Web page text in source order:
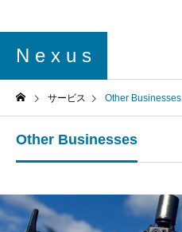
N e x u s
サービス Other Businesses
Other Businesses